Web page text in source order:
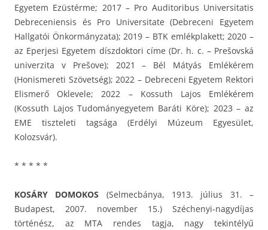
Egyetem Ezüstérme; 2017 – Pro Auditoribus Universitatis
Debreceniensis és Pro Universitate (Debreceni Egyetem
Hallgatói Önkormányzata); 2019 – BTK emlékplakett; 2020 –
az Eperjesi Egyetem díszdoktori címe (Dr. h. c. – Prešovská
univerzita v Prešove); 2021 – Bél Mátyás Emlékérem
(Honismereti Szövetség); 2022 – Debreceni Egyetem Rektori
Elismerő Oklevele; 2022 – Kossuth Lajos Emlékérem
(Kossuth Lajos Tudományegyetem Baráti Köre); 2023 – az
EME tiszteleti tagsága (Erdélyi Múzeum Egyesület,
Kolozsvár).
* * * * *
KOSÁRY DOMOKOS (Selmecbánya, 1913. július 31. –
Budapest, 2007. november 15.) Széchenyi-nagydíjas
történész, az MTA rendes tagja, nagy tekintélyű